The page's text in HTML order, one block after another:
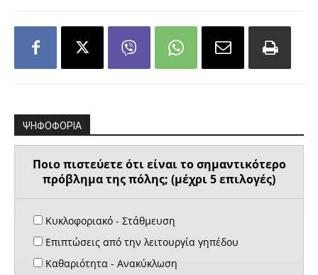
ΨΗΦΟΦΟΡΙΑ
Ποιο πιστεύετε ότι είναι το σημαντικότερο
πρόβλημα της πόλης; (μέχρι 5 επιλογές)
Κυκλοφοριακό - Στάθμευση
Επιπτώσεις από την λειτουργία γηπέδου
Καθαριότητα - Ανακύκλωση